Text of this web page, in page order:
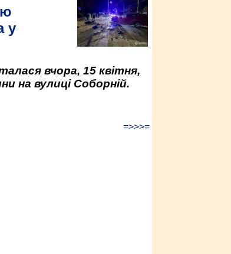
у
вчора, 15 квітня,
на вулиці Соборній.
=>>>=